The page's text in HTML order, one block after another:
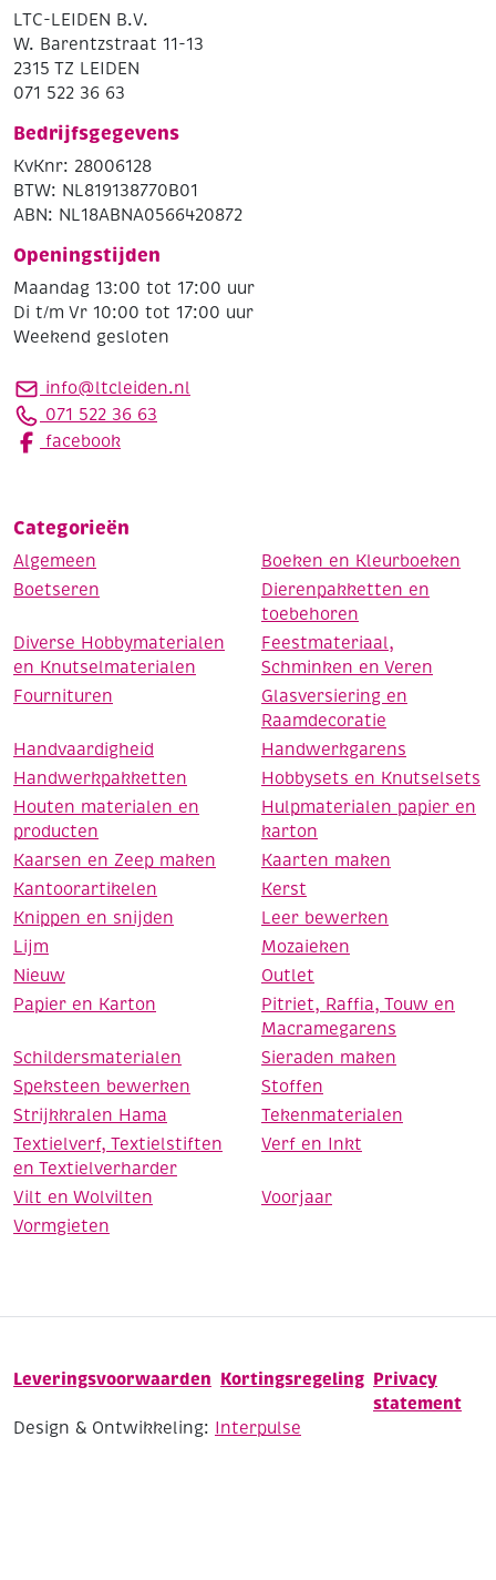
LTC-LEIDEN B.V.
W. Barentzstraat 11-13
2315 TZ LEIDEN
071 522 36 63
Bedrijfsgegevens
KvKnr: 28006128
BTW: NL819138770B01
ABN: NL18ABNA0566420872
Openingstijden
Maandag 13:00 tot 17:00 uur
Di t/m Vr 10:00 tot 17:00 uur
Weekend gesloten
info@ltcleiden.nl
071 522 36 63
facebook
Categorieën
Algemeen
Boeken en Kleurboeken
Boetseren
Dierenpakketten en
toebehoren
Diverse Hobbymaterialen
en Knutselmaterialen
Feestmateriaal,
Schminken en Veren
Fournituren
Glasversiering en
Raamdecoratie
Handvaardigheid
Handwerkgarens
Handwerkpakketten
Hobbysets en Knutselsets
Houten materialen en
producten
Hulpmaterialen papier en
karton
Kaarsen en Zeep maken
Kaarten maken
Kantoorartikelen
Kerst
Knippen en snijden
Leer bewerken
Lijm
Mozaieken
Nieuw
Outlet
Papier en Karton
Pitriet, Raffia, Touw en
Macramegarens
Schildersmaterialen
Sieraden maken
Speksteen bewerken
Stoffen
Strijkkralen Hama
Tekenmaterialen
Textielverf, Textielstiften
en Textielverharder
Verf en Inkt
Vilt en Wolvilten
Voorjaar
Vormgieten
Leveringsvoorwaarden Kortingsregeling Privacy
statement
Design & Ontwikkeling: Interpulse